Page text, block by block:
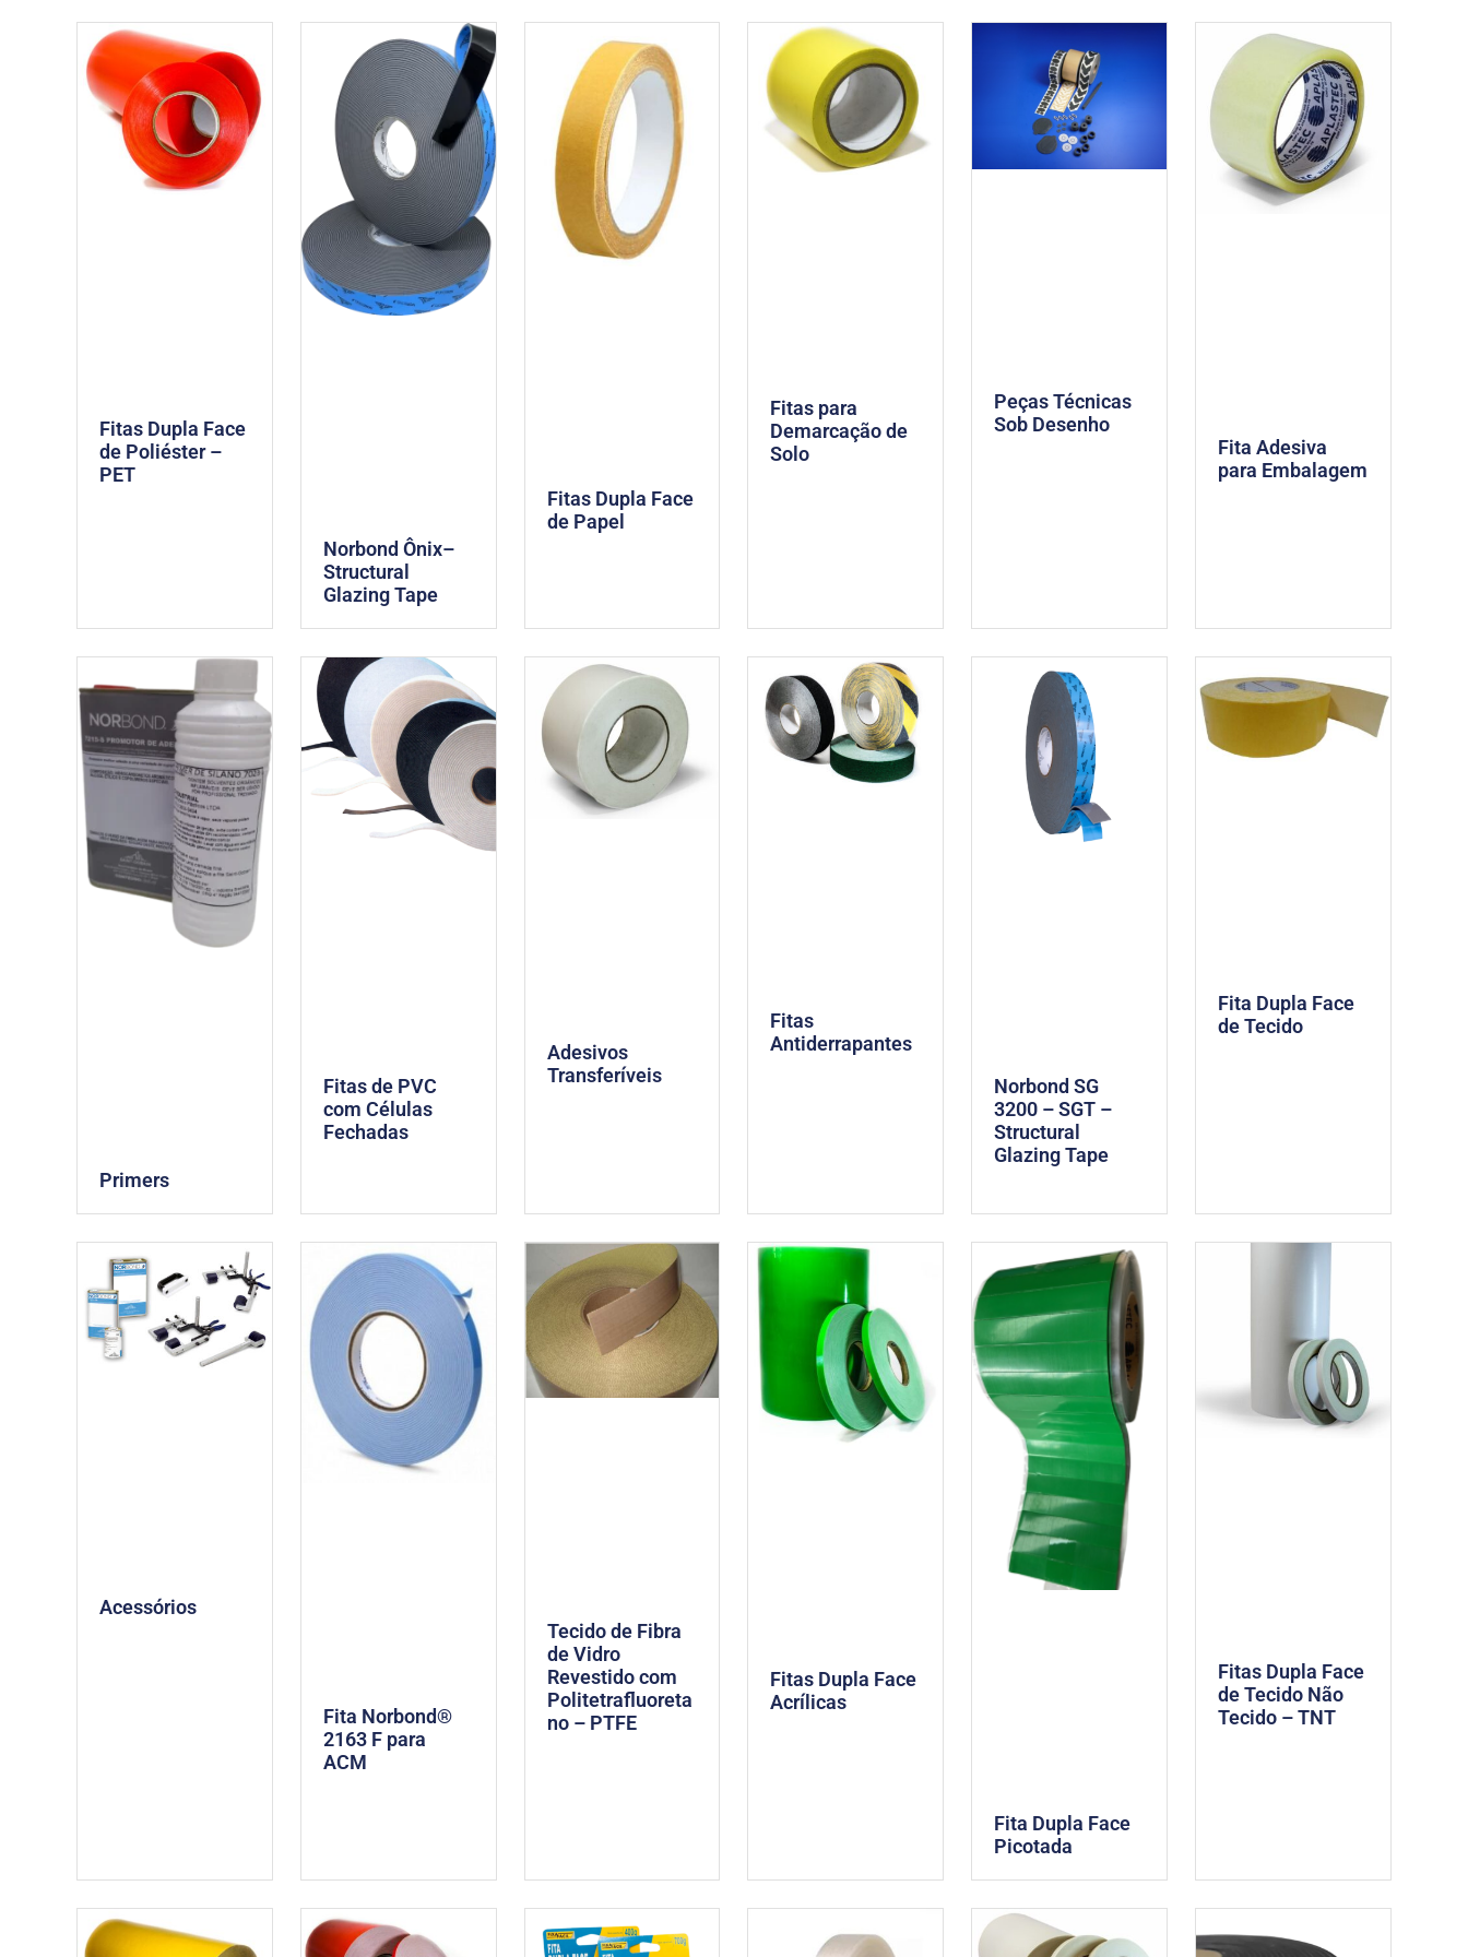
Fitas Dupla Face
de Poliéster –
PET
Norbond Ônix–
Structural
Glazing Tape
Fitas Dupla Face
de Papel
Fitas para
Demarcação de
Solo
Peças Técnicas
Sob Desenho
Fita Adesiva
para Embalagem
Primers
Fitas de PVC
com Células
Fechadas
Adesivos
Transferíveis
Fitas
Antiderrapantes
Norbond SG
3200 – SGT –
Structural
Glazing Tape
Fita Dupla Face
de Tecido
Acessórios
Fita Norbond®
2163 F para
ACM
Tecido de Fibra
de Vidro
Revestido com
Politetrafluoreta
no – PTFE
Fitas Dupla Face
Acrílicas
Fita Dupla Face
Picotada
Fitas Dupla Face
de Tecido Não
Tecido – TNT